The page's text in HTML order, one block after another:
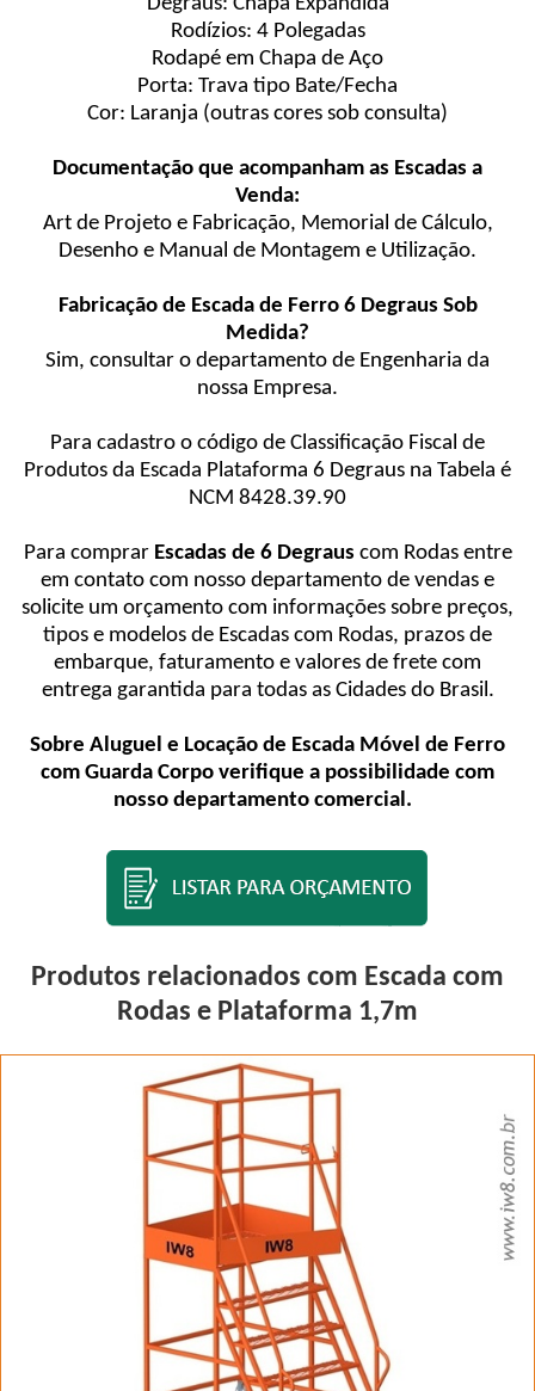
Rodízios: 4 Polegadas
Rodapé em Chapa de Aço
Porta: Trava tipo Bate/Fecha
Cor: Laranja (outras cores sob consulta)
Documentação que acompanham as Escadas a
Venda:
Art de Projeto e Fabricação, Memorial de Cálculo,
Desenho e Manual de Montagem e Utilização.
Fabricação de Escada de Ferro 6 Degraus Sob
Medida?
Sim, consultar o departamento de Engenharia da
nossa Empresa.
Para cadastro o código de Classificação Fiscal de
Produtos da Escada Plataforma 6 Degraus na Tabela é
NCM 8428.39.90
Para comprar Escadas de 6 Degraus com Rodas entre
em contato com nosso departamento de vendas e
solicite um orçamento com informações sobre preços,
tipos e modelos de Escadas com Rodas, prazos de
embarque, faturamento e valores de frete com
entrega garantida para todas as Cidades do Brasil.
Sobre Aluguel e Locação de Escada Móvel de Ferro
com Guarda Corpo verifique a possibilidade com
nosso departamento comercial.
Produtos relacionados com Escada com
Rodas e Plataforma 1,7m